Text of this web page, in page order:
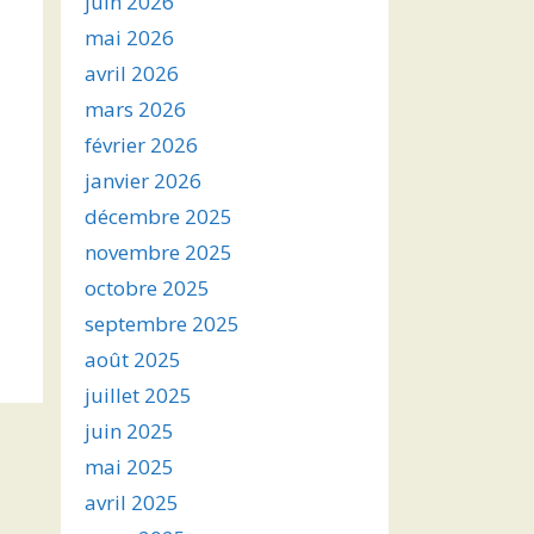
mai 2026
avril 2026
mars 2026
février 2026
janvier 2026
décembre 2025
novembre 2025
octobre 2025
septembre 2025
août 2025
juillet 2025
juin 2025
mai 2025
avril 2025